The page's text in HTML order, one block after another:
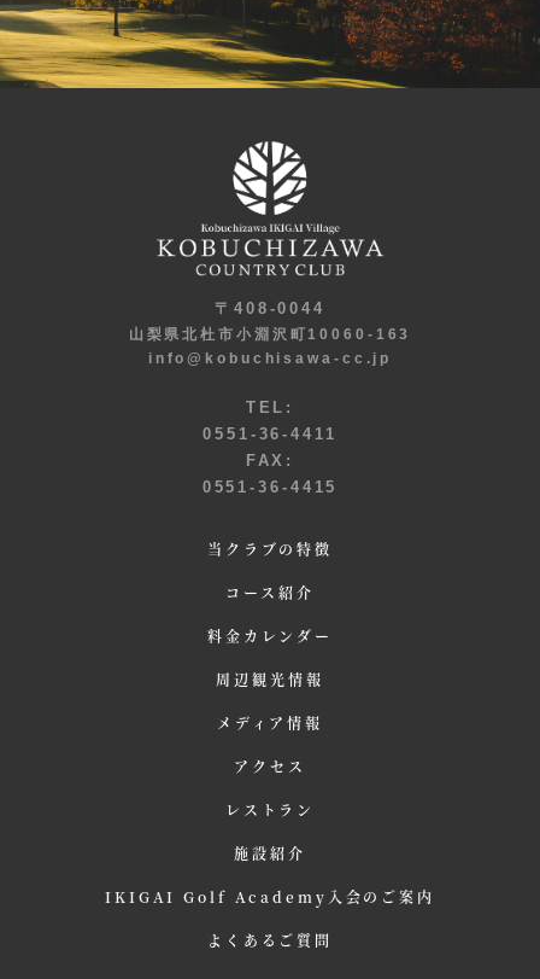
〒408-0044
山梨県北杜市小淵沢町10060-163
info@kobuchisawa-cc.jp
TEL:
0551-36-4411
FAX:
0551-36-4415
当クラブの特徴
コース紹介
料金カレンダー
周辺観光情報
メディア情報
アクセス
レストラン
施設紹介
IKIGAI Golf Academy入会のご案内
よくあるご質問